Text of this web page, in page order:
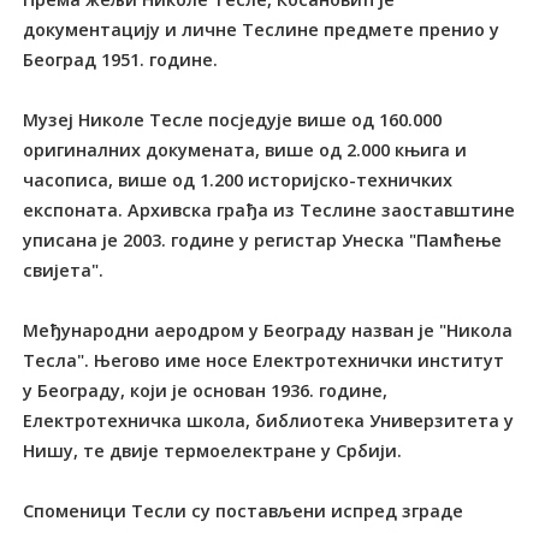
документацију и личне Теслине предмете пренио у
Београд 1951. године.
Музеј Николе Тесле посједује више од 160.000
оригиналних докумената, више од 2.000 књига и
часописа, више од 1.200 историјско-техничких
експоната. Архивска грађа из Теслине заоставштине
уписана је 2003. године у регистар Унеска "Памћење
свијета".
Међународни аеродром у Београду назван је "Никола
Тесла". Његово име носе Електротехнички институт
у Београду, који је основан 1936. године,
Електротехничка школа, библиотека Универзитета у
Нишу, те двије термоелектране у Србији.
Споменици Тесли су постављени испред зграде